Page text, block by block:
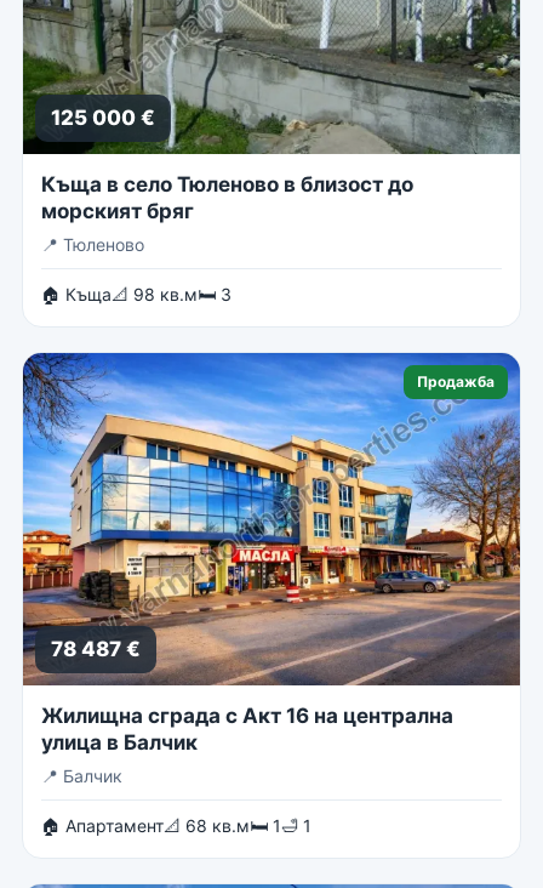
125 000 €
Къща в село Тюленово в близост до
морският бряг
📍 Тюленово
🏠 Къща📐 98 кв.м🛏 3
Продажба
78 487 €
Жилищна сграда с Акт 16 на централна
улица в Балчик
📍 Балчик
🏠 Апартамент📐 68 кв.м🛏 1🛁 1